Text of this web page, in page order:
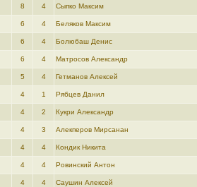
8 4 Сыпко Максим
6 4 Беляков Максим
6 4 Болюбаш Денис
6 4 Матросов Александр
5 4 Гетманов Алексей
4 1 Рябцев Данил
4 2 Кукри Александр
4 3 Алекперов Мирсанан
4 4 Кондик Никита
4 4 Ровинский Антон
4 4 Саушин Алексей